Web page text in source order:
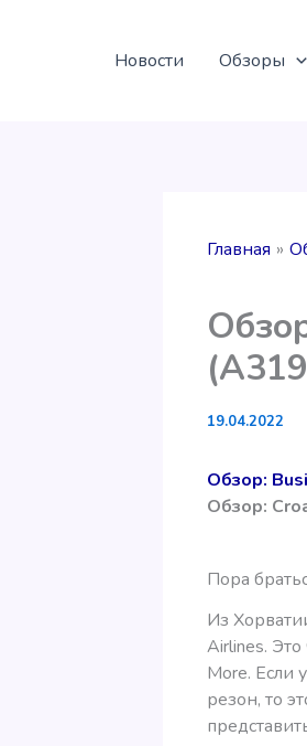
Новости Обзоры
Главная
19.04.2022
Обзор:
Обзор:
Пора
Из
Airlines. Это
More. Если
резон, то